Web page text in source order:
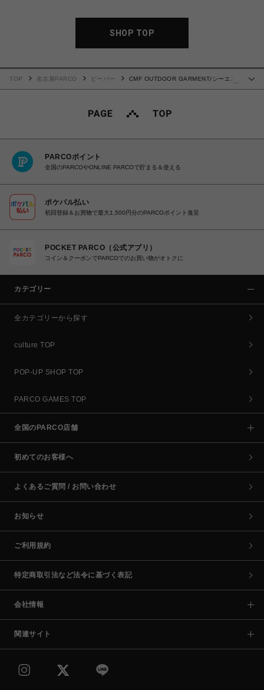
SHOP TOP
…
TOP 名古屋PARCO ビーバー
CMF OUTDOOR GARMENT/シーエム
PARCOポイント
全国のPARCOやONLINE PARCOで貯まる＆使える
ポケパル払い
初回登録＆お買物で最大1,500円分のPARCOポイント進呈
POCKET PARCO（公式アプリ）
コイン＆クーポンでPARCOでのお買い物がオトクに
カテゴリー
全カテゴリーから探す
culture TOP
POP-UP SHOP TOP
PARCO GAMES TOP
全国のPARCO店舗
初めてのお客様へ
よくあるご質問 / お問い合わせ
お知らせ
ご利用規約
特定商取引法など法令に基づく表記
会社情報
関連サイト